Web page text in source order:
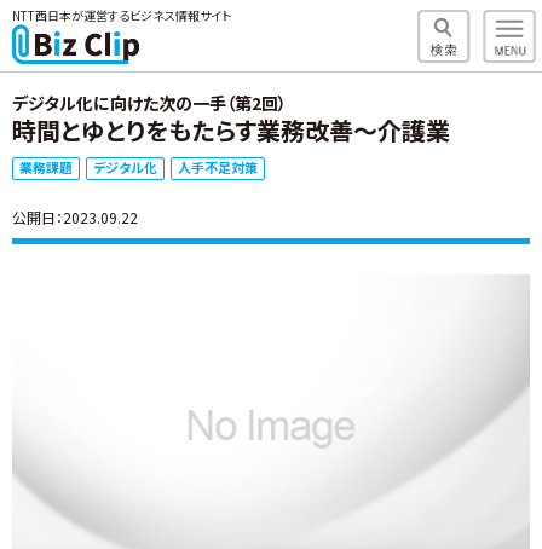
NTT西日本が運営するビジネス情報サイト
デジタル化に向けた次の一手（第2回）
時間とゆとりをもたらす業務改善～介護業
業務課題 デジタル化 人手不足対策
公開日：2023.09.22